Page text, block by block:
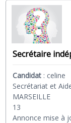
Secrétaire
Candidat : celine
Secrétariat et
MARSEILLE
13
Annonce mise à